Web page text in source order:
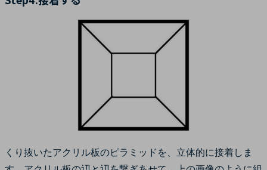
くり抜いたアクリル板のピラミッドを、立体的に接着しま